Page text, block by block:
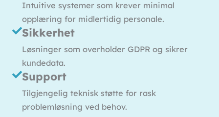
Intuitive systemer som krever minimal
opplæring for midlertidig personale.
Sikkerhet
Løsninger som overholder GDPR og sikrer
kundedata.
Support
Tilgjengelig teknisk støtte for rask
problemløsning ved behov.